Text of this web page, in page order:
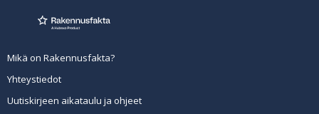
Mikä on Rakennusfakta?
Yhteystiedot
Uutiskirjeen aikataulu ja ohjeet